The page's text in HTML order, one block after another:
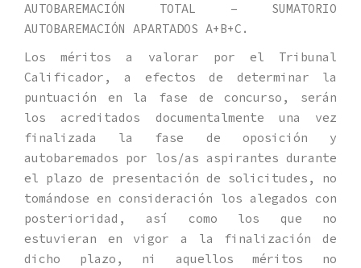
AUTOBAREMACIÓN TOTAL – SUMATORIO
AUTOBAREMACIÓN APARTADOS A+B+C.
Los méritos a valorar por el Tribunal
Calificador, a efectos de determinar la
puntuación en la fase de concurso, serán
los acreditados documentalmente una vez
finalizada la fase de oposición y
autobaremados por los/as aspirantes durante
el plazo de presentación de solicitudes, no
tomándose en consideración los alegados con
posterioridad, así como los que no
estuvieran en vigor a la finalización de
dicho plazo, ni aquellos méritos no